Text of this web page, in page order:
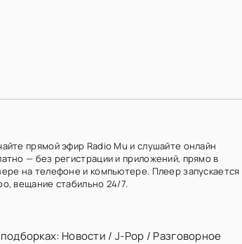
прямой эфир Radio Mu и слушайте онлайн
— без регистрации и приложений, прямо в
на телефоне и компьютере. Плеер запускается
вещание стабильно 24/7.
Новости / J-Pop / Разговорное